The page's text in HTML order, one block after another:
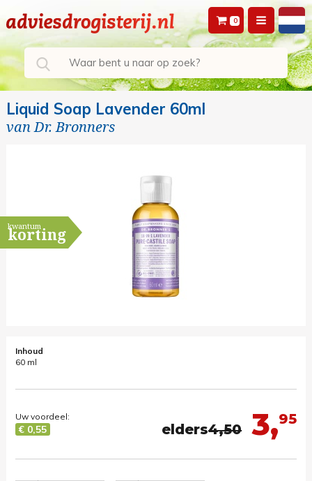
0
Liquid Soap Lavender 60ml
vanDr. Bronners
kwantum
korting
Inhoud
60 ml
3,95
elders4,50
Uw voordeel:
€ 0,55